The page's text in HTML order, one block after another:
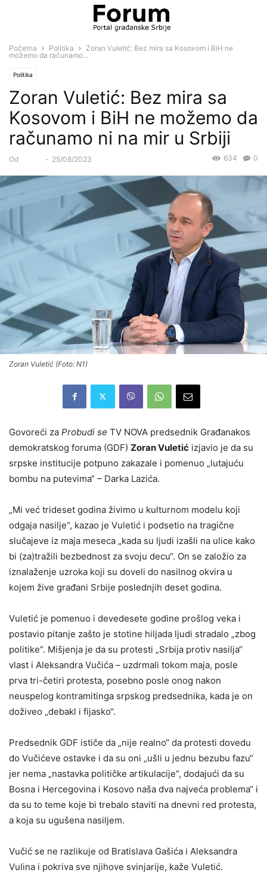
Početna Politika
Zoran Vuletić: Bez mira sa Kosovom i BiH ne
možemo da računamo...
Politika
Zoran Vuletić: Bez mira sa
Kosovom i BiH ne možemo da
računamo ni na mir u Srbiji
Od - 25/08/2023 0
634
Zoran Vuletić (Foto: N1)
Govoreći za Probudi se TV NOVA predsednik Građanakos
demokratskog foruma (GDF) Zoran Vuletić izjavio je da su
srpske institucije potpuno zakazale i pomenuo „lutajuću
bombu na putevima“ – Darka Lazića.
„Mi već trideset godina živimo u kulturnom modelu koji
odgaja nasilje“, kazao je Vuletić i podsetio na tragične
slučajeve iz maja meseca „kada su ljudi izašli na ulice kako
bi (za)tražili bezbednost za svoju decu“. On se založio za
iznalaženje uzroka koji su doveli do nasilnog okvira u
kojem žive građani Srbije poslednjih deset godina.
Vuletić je pomenuo i devedesete godine prošlog veka i
postavio pitanje zašto je stotine hiljada ljudi stradalo „zbog
politike“. Mišjenja je da su protesti „Srbija protiv nasilja“
vlast i Aleksandra Vučića – uzdrmali tokom maja, posle
prva tri-četiri protesta, posebno posle onog nakon
neuspelog kontramitinga srpskog predsednika, kada je on
doživeo „debakl i fijasko“.
Predsednik GDF ističe da „nije realno“ da protesti dovedu
do Vučićeve ostavke i da su oni „ušli u jednu bezubu fazu“
jer nema „nastavka političke artikulacije“, dodajući da su
Bosna i Hercegovina i Kosovo naša dva najveća problema“ i
da su to teme koje bi trebalo staviti na dnevni red protesta,
a koja su ugušena nasiljem.
Vučić se ne razlikuje od Bratislava Gašića i Aleksandra
Vulina i pokriva sve njihove svinjarije, kaže Vuletić.